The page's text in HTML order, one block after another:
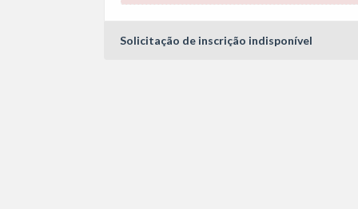
Solicitação de inscrição indisponível